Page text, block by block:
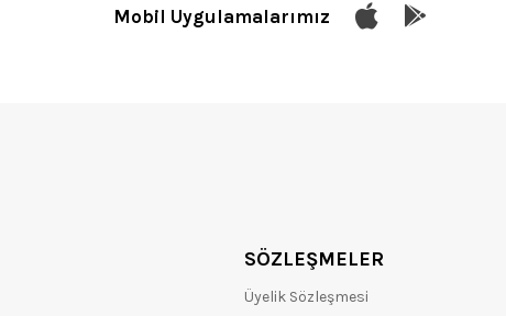
Mobil Uygulamalarımız
SÖZLEŞMELER
Üyelik Sözleşmesi